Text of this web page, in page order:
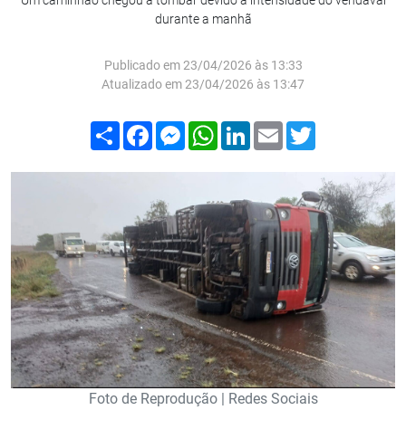
durante a manhã
Publicado em 23/04/2026 às 13:33
Atualizado em 23/04/2026 às 13:47
Compartilhar
FacebookMessenger
WhatsApp
LinkedIn
Email
Foto de Reprodução | Redes Sociais